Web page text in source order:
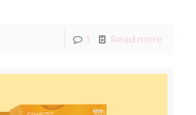
1 Read more